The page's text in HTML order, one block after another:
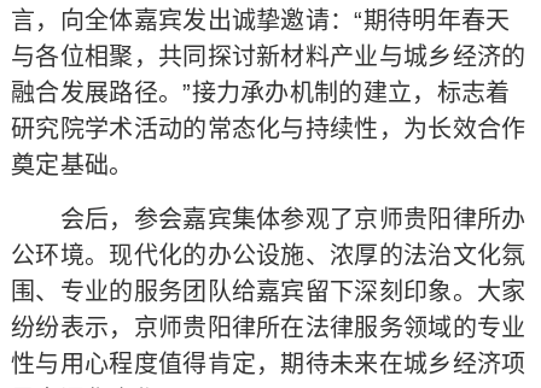
言，向全体嘉宾发出诚挚邀请：“期待明年春天
与各位相聚，共同探讨新材料产业与城乡经济的
融合发展路径。”接力承办机制的建立，标志着
研究院学术活动的常态化与持续性，为长效合作
奠定基础。
会后，参会嘉宾集体参观了京师贵阳律所办
公环境。现代化的办公设施、浓厚的法治文化氛
围、专业的服务团队给嘉宾留下深刻印象。大家
纷纷表示，京师贵阳律所在法律服务领域的专业
性与用心程度值得肯定，期待未来在城乡经济项